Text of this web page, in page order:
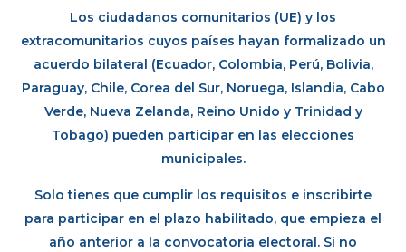
Los ciudadanos comunitarios (UE) y los
extracomunitarios cuyos países hayan formalizado un
acuerdo bilateral (Ecuador, Colombia, Perú, Bolivia,
Paraguay, Chile, Corea del Sur, Noruega, Islandia, Cabo
Verde, Nueva Zelanda, Reino Unido y Trinidad y
Tobago) pueden participar en las elecciones
municipales.
Solo tienes que cumplir los requisitos e inscribirte
para participar en el plazo habilitado, que empieza el
año anterior a la convocatoria electoral. Si no